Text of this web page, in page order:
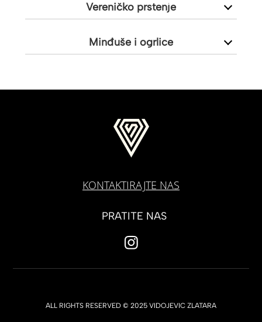
Vereničko prstenje
Minđuše i ogrlice
KONTAKTIRAJTE NAS
PRATITE NAS
ALL RIGHTS RESERVED © 2025 VIDOJEVIC ZLATARA